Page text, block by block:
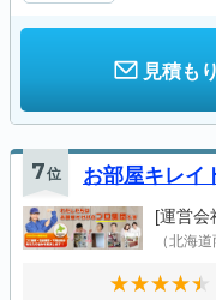
見積も
7位 お部屋キレイ
[運営会
（北海